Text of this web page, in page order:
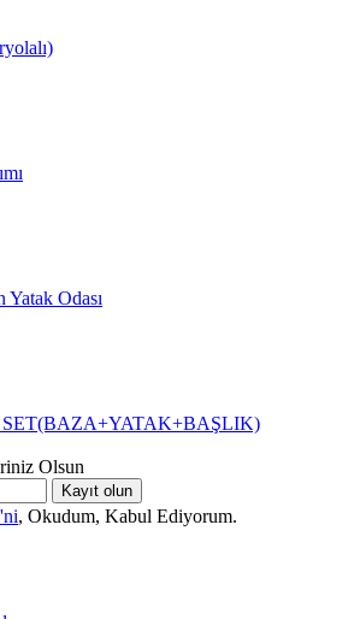
Yatak Odası
Olsun
Kayıt olun
, Okudum, Kabul Ediyorum.